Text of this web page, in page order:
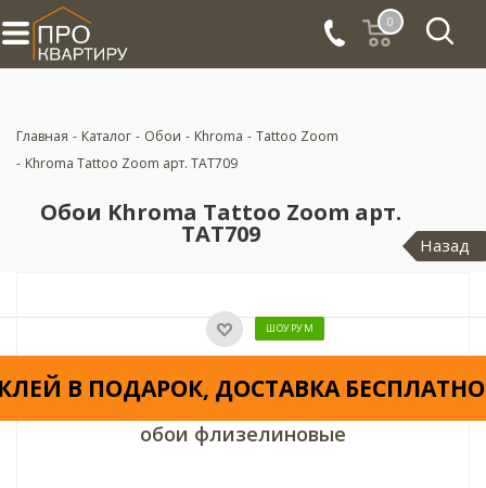
0
Главная - Каталог - Обои - Khroma - Tattoo Zoom
- Khroma Tattoo Zoom арт. TAT709
Обои Khroma Tattoo Zoom арт.
TAT709 Назад
ШОУРУМ
В ПОДАРОК, ДОСТАВКА
обои флизелиновые